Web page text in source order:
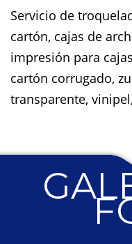
Servicio de
cartón, cajas de
impresión para
cartón corrugado,
transparente,